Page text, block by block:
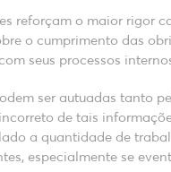
reforçam o maior rigor
o cumprimento das
seus processos
ser autuadas tanto
de tais
a quantidade de
especialmente se